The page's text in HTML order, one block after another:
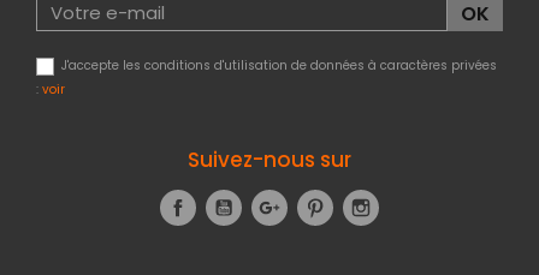
J'accepte les conditions d'utilisation de données à caractères privées
: voir
Suivez-nous sur
FacebookYouTubeGoogle+Pinterest